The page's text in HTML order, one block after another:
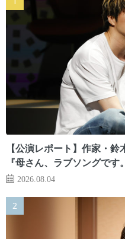
【公演レポート】作家・
『母さん、ラブソングです
2026.08.04